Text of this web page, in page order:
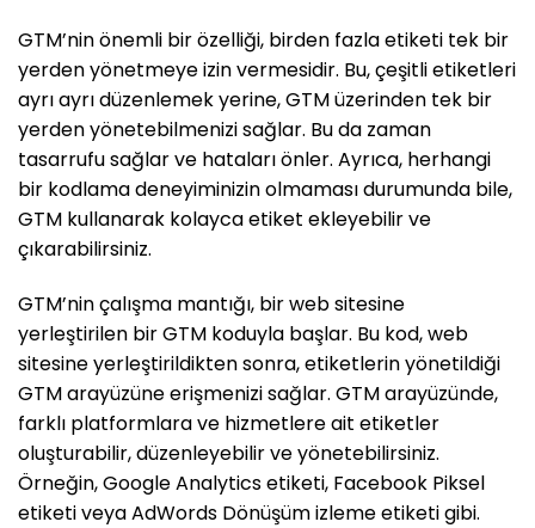
GTM’nin önemli bir özelliği, birden fazla etiketi tek bir
yerden yönetmeye izin vermesidir. Bu, çeşitli etiketleri
ayrı ayrı düzenlemek yerine, GTM üzerinden tek bir
yerden yönetebilmenizi sağlar. Bu da zaman
tasarrufu sağlar ve hataları önler. Ayrıca, herhangi
bir kodlama deneyiminizin olmaması durumunda bile,
GTM kullanarak kolayca etiket ekleyebilir ve
çıkarabilirsiniz.
GTM’nin çalışma mantığı, bir web sitesine
yerleştirilen bir GTM koduyla başlar. Bu kod, web
sitesine yerleştirildikten sonra, etiketlerin yönetildiği
GTM arayüzüne erişmenizi sağlar. GTM arayüzünde,
farklı platformlara ve hizmetlere ait etiketler
oluşturabilir, düzenleyebilir ve yönetebilirsiniz.
Örneğin, Google Analytics etiketi, Facebook Piksel
etiketi veya AdWords Dönüşüm izleme etiketi gibi.